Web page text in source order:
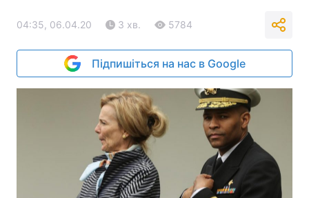
04:35, 06.04.20 3 хв. 5784
Підпишіться на нас в Google